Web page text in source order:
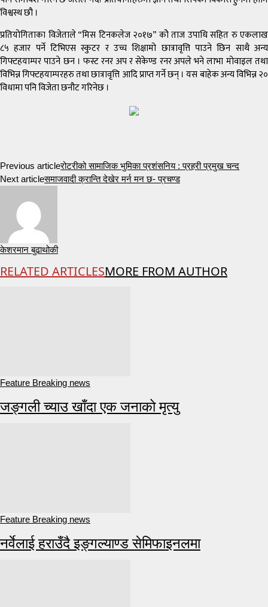
विश्वस्थ छौ ।
प्रतियोगिताका विजेताले “मिस टिनकलेज २०१७” कोे ताज उपाधि सहित रु एकलाख
८५ हजार पर्ने टिभिएस स्कुटर र उच्च शिक्षामो छात्रावृत्ति पाउने छिन साथै अन्य
गिफ्टहयाम्पर पाउने छन । फस्ट रनर अप र सेकेण्ड रनर अपले भने लाभा मोवाइल तथा
विभिन्न गिफ्टहयाम्परहरु तथा छात्रावृत्ति आदि प्राप्त गर्ने छन् । यस बाहेक अन्य विभिन्न २०
विधामा पनि विजेता छनौट गरिनेछ ।
Previous articleरोटरीको सामाजिक भुमिका प्रशंसनिय : प्रहरी प्रमुख चन्द
Next articleसमाजवादी क्रान्ति देखेर मर्न मन छ- प्रचण्ड
केशरमान बुढाथोकी
RELATED ARTICLESMORE FROM AUTHOR
Feature Breaking news
जङ्गली च्याउ खाँदा एक जनाको मृत्यु
Feature Breaking news
नर्वेलाई हराउँदै इङ्गल्याण्ड सेमिफाइनलमा